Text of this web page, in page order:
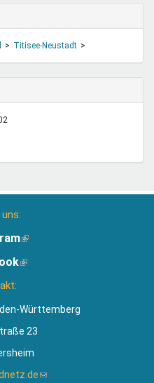
Titisee-Neustadt
(Link
extern)
(Link
Württemberg
23
(Link